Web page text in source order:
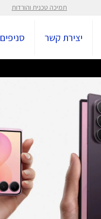
תמיכה טכנית והורדות
יצירת קשר סניפים